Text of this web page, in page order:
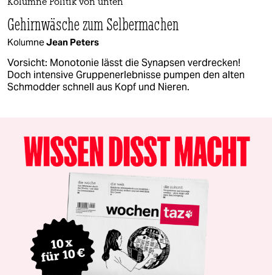
Kolumne Politik von unten
Gehirnwäsche zum Selbermachen
KolumneJean Peters
Vorsicht: Monotonie lässt die Synapsen verdrecken!
Doch intensive Gruppenerlebnisse pumpen den alten
Schmodder schnell aus Kopf und Nieren.